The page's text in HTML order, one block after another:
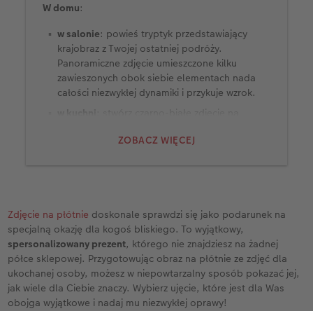
ZOBACZ WIĘCEJ
W domu:
w salonie: powieś tryptyk przedstawiający
krajobraz z Twojej ostatniej podróży.
Panoramiczne zdjęcie umieszczone kilku
zawieszonych obok siebie elementach nada
całości niezwykłej dynamiki i przykuje wzrok.
motywy, które pobudzą wyobraźnię.
Jako prezent:
dla rodziców: zdjęcie na płótnie całej rodziny
w wyjątkowej chwili, na przykład podczas
ważnego wydarzenia rodzinnego.
dla przyjaciół: kadr przedstawiający Wasze
przygody, na przykład pełne emocji ujęcie
Zdjęcie na płótnie doskonale sprawdzi się jako podarunek na
specjalną okazję dla kogoś bliskiego. To wyjątkowy,
spersonalizowany prezent, którego nie znajdziesz na żadnej
półce sklepowej. Przygotowując obraz na płótnie ze zdjęć dla
ukochanej osoby, możesz w niepowtarzalny sposób pokazać jej,
jak wiele dla Ciebie znaczy. Wybierz ujęcie, które jest dla Was
obojga wyjątkowe i nadaj mu niezwykłej oprawy!